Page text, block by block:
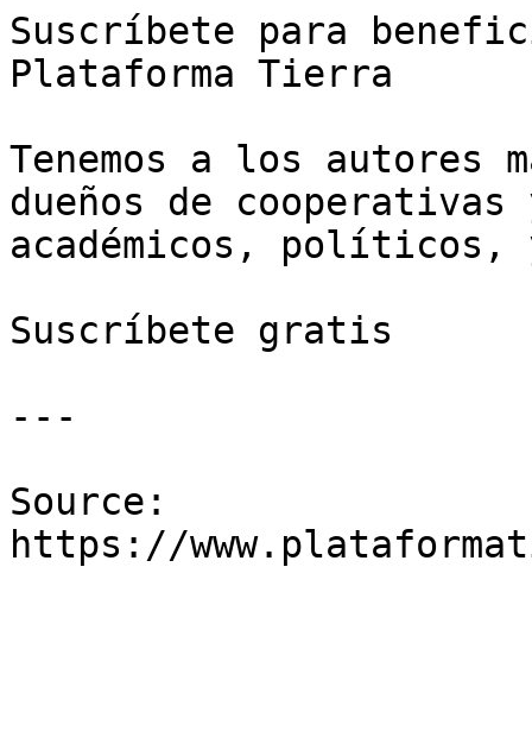
Suscríbete para
Plataforma Tierra
Tenemos a los autores
dueños de cooperativas
académicos, políticos,
Suscríbete gratis
---
Source: